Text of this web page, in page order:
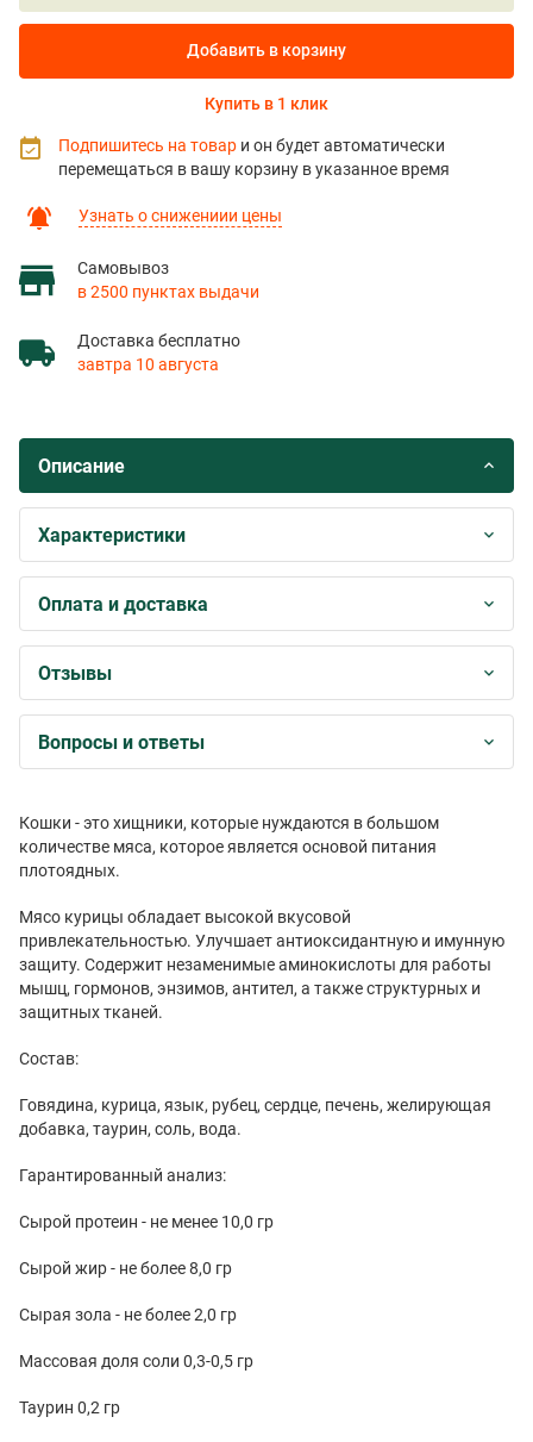
Узнать о снижениии цены
Самовывоз
в 2500 пунктах выдачи
Доставка бесплатно
завтра 10 августа
Добавить в корзину
Купить в 1 клик
Подпишитесь на товар и он будет автоматически
перемещаться в вашу корзину в указанное время
Описание
Характеристики
Оплата и доставка
Отзывы
Вопросы и ответы
Кошки - это хищники, которые нуждаются в большом
количестве мяса, которое является основой питания
плотоядных.
Мясо курицы обладает высокой вкусовой
привлекательностью. Улучшает антиоксидантную и имунную
защиту. Содержит незаменимые аминокислоты для работы
мышц, гормонов, энзимов, антител, а также структурных и
защитных тканей.
Состав:
Говядина, курица, язык, рубец, сердце, печень, желирующая
добавка, таурин, соль, вода.
Гарантированный анализ:
Сырой протеин - не менее 10,0 гр
Сырой жир - не более 8,0 гр
Сырая зола - не более 2,0 гр
Массовая доля соли 0,3-0,5 гр
Таурин 0,2 гр